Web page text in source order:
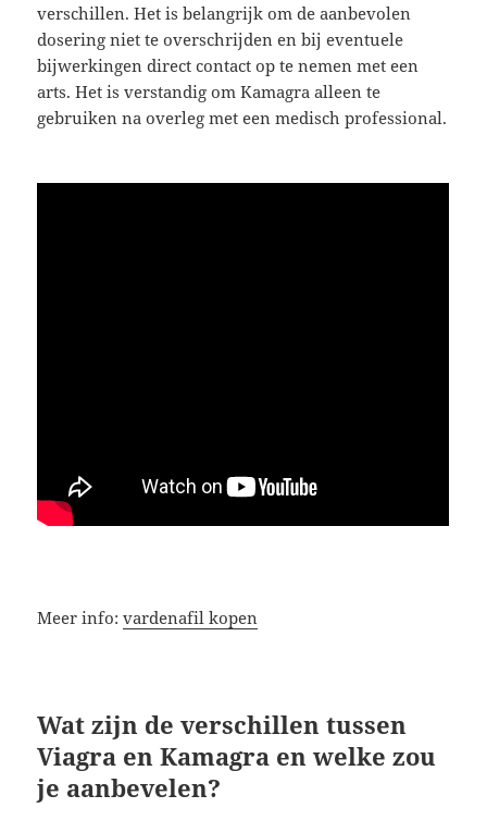
verschillen. Het is belangrijk om de aanbevolen
dosering niet te overschrijden en bij eventuele
bijwerkingen direct contact op te nemen met een
arts. Het is verstandig om Kamagra alleen te
gebruiken na overleg met een medisch professional.
Meer info:vardenafil kopen
Wat zijn de verschillen tussen
Viagra en Kamagra en welke zou
je aanbevelen?